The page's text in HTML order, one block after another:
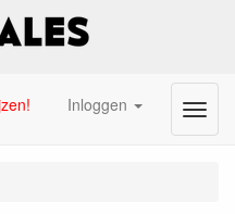
Inloggen Menu